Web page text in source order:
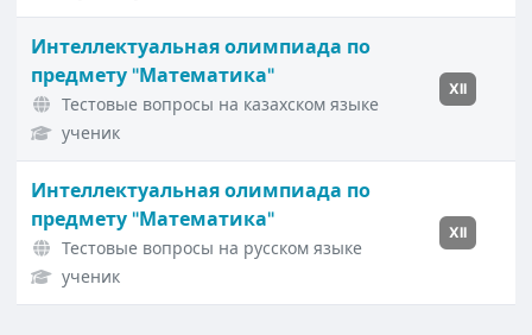
Интеллектуальная олимпиада по
предмету "Математика"
Тестовые вопросы на казахском языке
ученик
XII
Интеллектуальная олимпиада по
предмету "Математика"
Тестовые вопросы на русском языке
ученик
XII